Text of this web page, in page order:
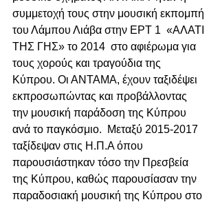
συμμετοχή τους στην μουσική εκπομπή
του Λάμπου Λιάβα στην ΕΡΤ 1  «ΑΛΑΤΙ
ΤΗΣ ΓΗΣ» το 2014  στο αφιέρωμα για
τους χορούς και τραγούδια της
Κύπρου. Οι ΑΝΤΑΜΑ, έχουν ταξιδέψει
εκπροσωπώντας και προβάλλοντας
την μουσική παράδοση της Κύπρου
ανά το παγκόσμιο.  Μεταξύ 2015-2017
ταξίδεψαν στις Η.Π.Α όπου
παρουσιάστηκαν τόσο την Πρεσβεία
της Κύπρου, καθώς παρουσίασαν την
παραδοσιακή μουσική της Κύπρου στο